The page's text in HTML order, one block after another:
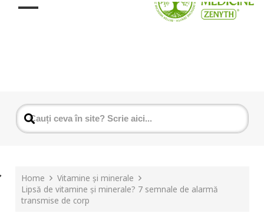
Home
Vitamine și minerale
Lipsă de vitamine și minerale? 7 semnale de alarmă
transmise de corp